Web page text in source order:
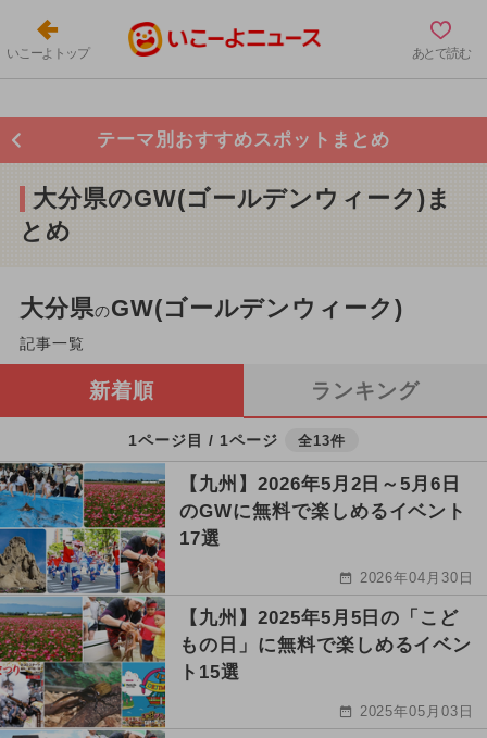
いこーよトップ あとで読む
テーマ別おすすめスポットまとめ
大分県のGW(ゴールデンウィーク)ま
とめ
大分県のGW(ゴールデンウィーク)
記事一覧
新着順 ランキング
1ページ目 / 1ページ 全13件
【九州】2026年5月2日～5月6日
のGWに無料で楽しめるイベント
17選
2026年04月30日
【九州】2025年5月5日の「こど
もの日」に無料で楽しめるイベン
ト15選
2025年05月03日